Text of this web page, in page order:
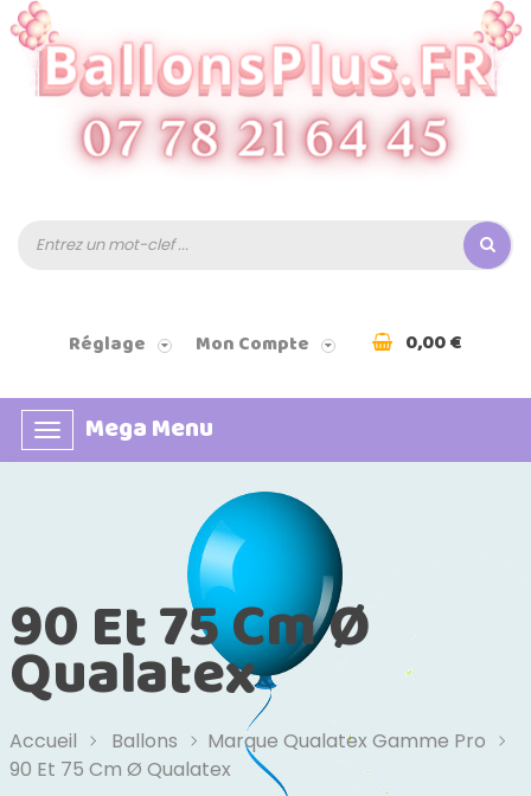
Réglage Mon Compte 0,00 €
Basculer
la
Mega Menu
90 Et 75 Cm Ø
Qualatex
Accueil Ballons
Marque Qualatex Gamme Pro
90 Et 75 Cm Ø Qualatex